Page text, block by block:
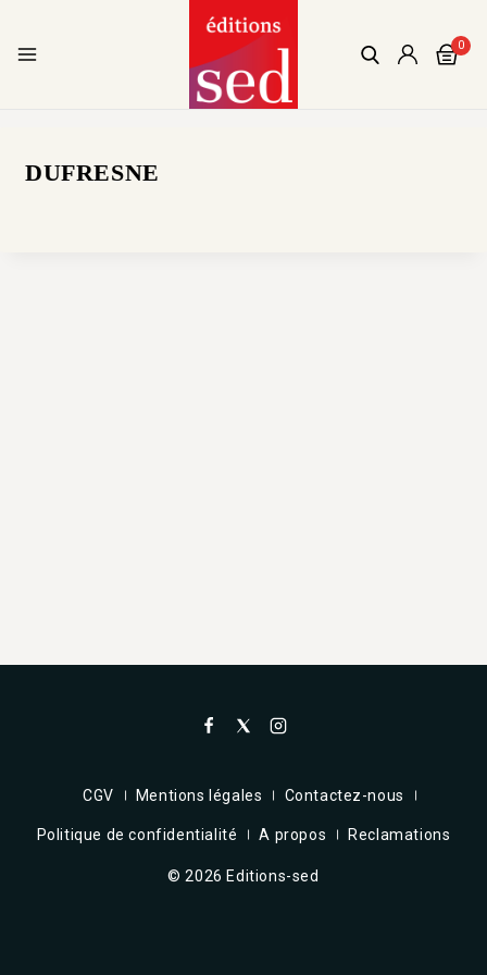
0
DUFRESNE
CGV Mentions légales Contactez-nous
Politique de confidentialité A propos Reclamations
© 2026 Editions-sed